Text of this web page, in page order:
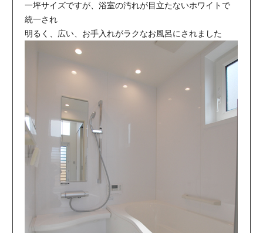
一坪サイズですが、浴室の汚れが目立たないホワイトで
統一され
明るく、広い、お手入れがラクなお風呂にされました